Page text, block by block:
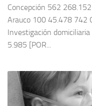
Concepción 562
Arauco 100 45.478 742
Investigación
5.985 [POR...